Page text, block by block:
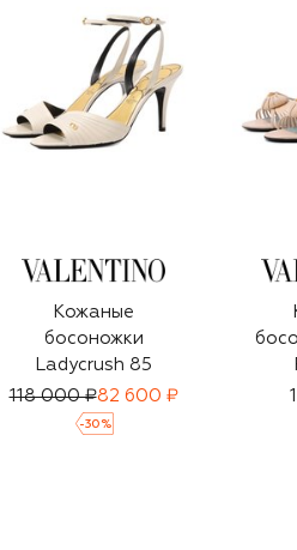
Кожаные
босоножки
Ladycrush 85
118 000 ₽82 600 ₽
-30 %